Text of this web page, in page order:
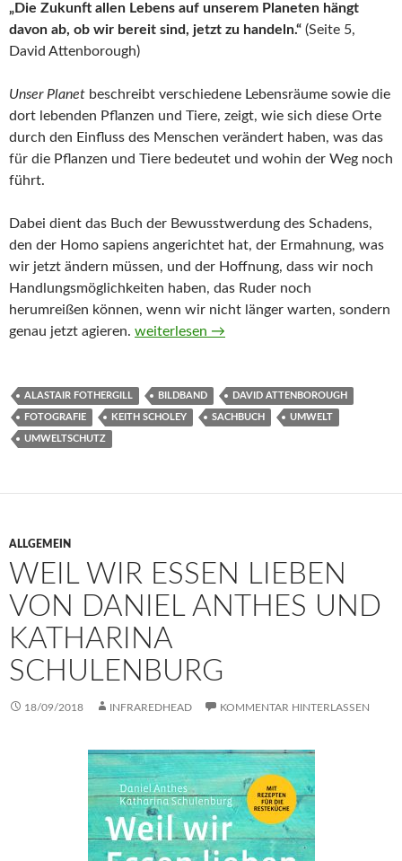
„Die Zukunft allen Lebens auf unserem Planeten hängt
davon ab, ob wir bereit sind, jetzt zu handeln.“ (Seite 5,
David Attenborough)
Unser Planet beschreibt verschiedene Lebensräume sowie die
dort lebenden Pflanzen und Tiere, zeigt, wie sich diese Orte
durch den Einfluss des Menschen verändert haben, was das
für die Pflanzen und Tiere bedeutet und wohin der Weg noch
führt.
Dabei dient das Buch der Bewusstwerdung des Schadens,
den der Homo sapiens angerichtet hat, der Ermahnung, was
wir jetzt ändern müssen, und der Hoffnung, dass wir noch
Handlungsmöglichkeiten haben, das Ruder noch
herumreißen können, wenn wir nicht länger warten, sondern
genau jetzt agieren. Unser Planet von Alastair Fothergill und
weiterlesen →
ALASTAIR FOTHERGILL BILDBAND DAVID ATTENBOROUGH
FOTOGRAFIE KEITH SCHOLEY SACHBUCH UMWELT
UMWELTSCHUTZ
ALLGEMEIN
WEIL WIR ESSEN LIEBEN
VON DANIEL ANTHES UND
KATHARINA
SCHULENBURG
18/09/2018 INFRAREDHEAD KOMMENTAR HINTERLASSEN